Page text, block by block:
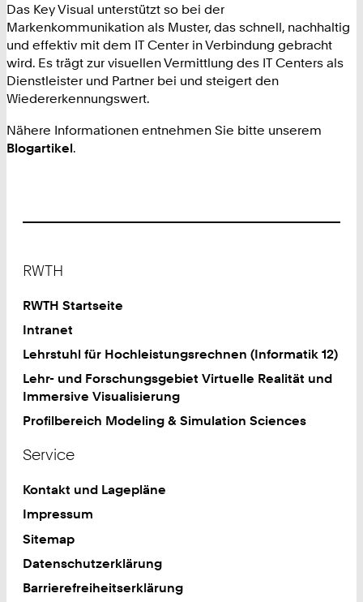
Das Key Visual unterstützt so bei der
Markenkommunikation als Muster, das schnell, nachhaltig
und effektiv mit dem IT Center in Verbindung gebracht
wird. Es trägt zur visuellen Vermittlung des IT Centers als
Dienstleister und Partner bei und steigert den
Wiedererkennungswert.
Nähere Informationen entnehmen Sie bitte unserem
Blogartikel.
RWTH
RWTH Startseite
Intranet
Lehrstuhl für Hochleistungsrechnen (Informatik 12)
Lehr- und Forschungsgebiet Virtuelle Realität und
Immersive Visualisierung
Profilbereich Modeling & Simulation Sciences
Service
Kontakt und Lagepläne
Impressum
Sitemap
Datenschutzerklärung
Barrierefreiheitserklärung